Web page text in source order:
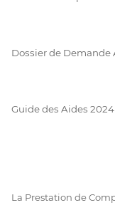
Dossier de Demande
Guide des Aides 2024
La Prestation de